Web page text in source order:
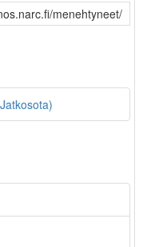
menehtyneet/